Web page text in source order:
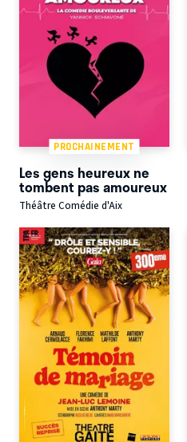
PROCHAINEMENT
Les gens heureux ne
tombent pas amoureux
Théâtre Comédie d'Aix